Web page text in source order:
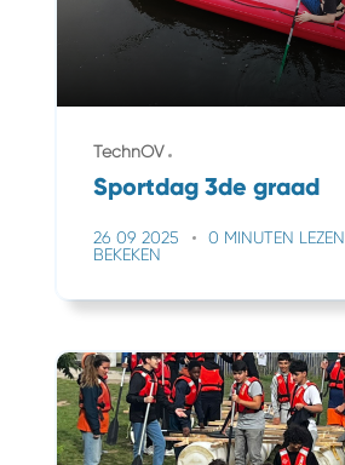
TechnOV
Sportdag 3de graad
26 09 2025 0 MINUTEN LEZEN
BEKEKEN